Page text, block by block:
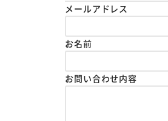
メールアドレス
お名前
お問い合わせ内容